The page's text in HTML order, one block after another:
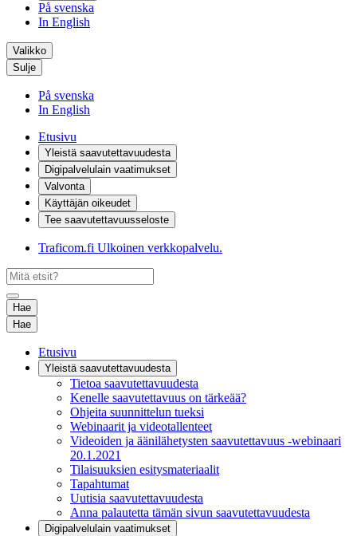
På svenska
In English
Valikko
Sulje
På svenska
In English
Etusivu
Yleistä saavutettavuudesta
Digipalvelulain vaatimukset
Valvonta
Käyttäjän oikeudet
Tee saavutettavuusseloste
Traficom.fi Ulkoinen verkkopalvelu.
Hae
Hae
Etusivu
Yleistä saavutettavuudesta
Tietoa saavutettavuudesta
Kenelle saavutettavuus on tärkeää?
Ohjeita suunnittelun tueksi
Webinaarit ja videotallenteet
Videoiden ja äänilähetysten saavutettavuus -webinaari
20.1.2021
Tilaisuuksien esitysmateriaalit
Tapahtumat
Uutisia saavutettavuudesta
Anna palautetta tämän sivun saavutettavuudesta
Digipalvelulain vaatimukset